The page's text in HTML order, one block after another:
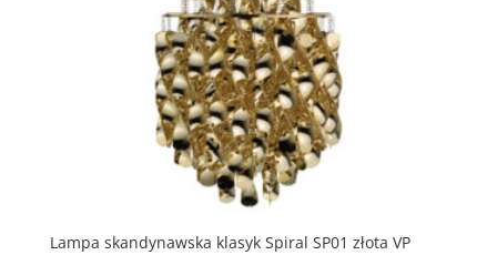
Lampa skandynawska klasyk Spiral SP01 złota VP